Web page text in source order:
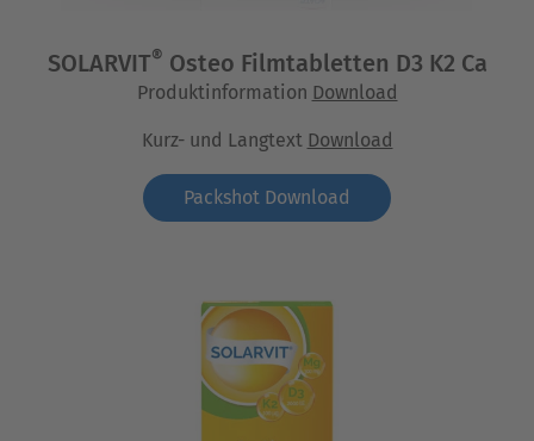
SOLARVIT® Osteo Filmtabletten D3 K2 Ca
Produktinformation Download
Kurz- und Langtext Download
Packshot Download